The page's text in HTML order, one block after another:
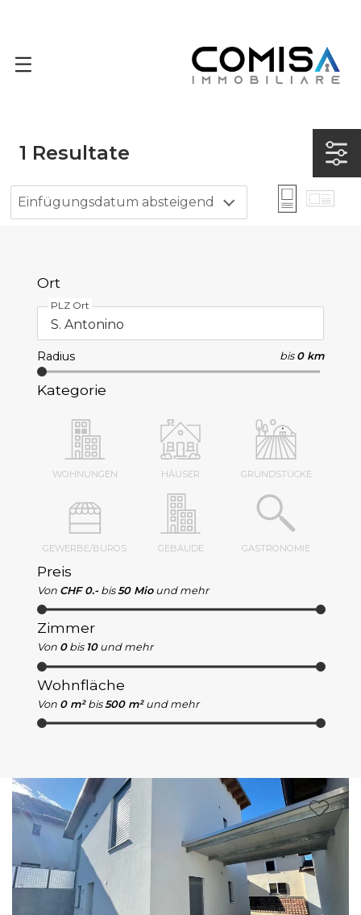
1 Resultate
Einfügungsdatum absteigend
Ort
PLZ Ort
Radius bis 0 km
Kategorie
WOHNUNGEN HÄUSER GRUNDSTÜCKE
GEWERBE/BÜROS GEBÄUDE GASTRONOMIE
Preis
Von CHF 0.- bis 50 Mio und mehr
Zimmer
Von 0 bis 10 und mehr
Wohnfläche
Von 0 m² bis 500 m² und mehr